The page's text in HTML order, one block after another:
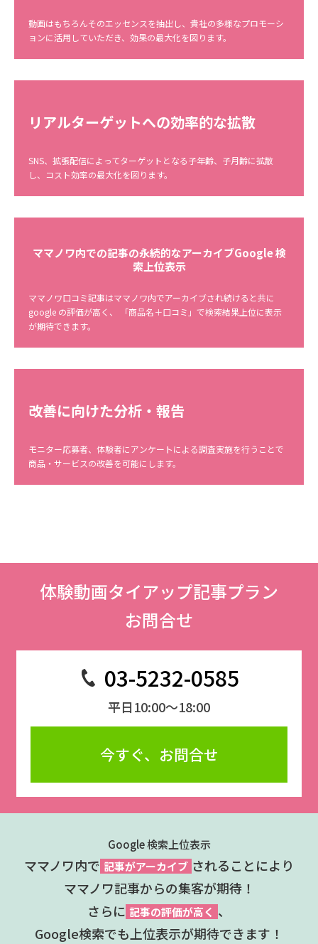
動画はもちろんそのエッセンスを抽出し、貴社の多様なプロモーシ
ョンに活用していただき、効果の最大化を図ります。
リアルターゲットへの効率的な拡散
SNS、拡張配信によってターゲットとなる子年齢、子月齢に拡散
し、コスト効率の最大化を図ります。
ママノワ内での記事の永続的なアーカイブGoogle 検
索上位表示
ママノワ口コミ記事はママノワ内でアーカイブされ続けると共に
google の評価が高く、 「商品名＋口コミ」で検索結果上位に表示
が期待できます。
改善に向けた分析・報告
モニター応募者、体験者にアンケートによる調査実施を行うことで
商品・サービスの改善を可能にします。
体験動画タイアップ記事プラン
お問合せ
03-5232-0585
平日10:00～18:00
今すぐ、お問合せ
Google 検索上位表示
ママノワ内で 記事がアーカイブ されることにより
ママノワ記事からの集客が期待！
さらに 記事の評価が高く 、
Google検索でも上位表示が期待できます！